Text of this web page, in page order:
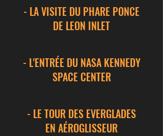
- LA VISITE DU PHARE PONCE
DE LEON INLET
- L'ENTRÉE DU NASA KENNEDY
SPACE CENTER
- LE TOUR DES EVERGLADES
EN AÉROGLISSEUR